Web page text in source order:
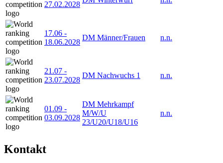
27.02.2028
17.06 -
18.06.2028
DM Männer/Frauen n.n.
21.07 -
23.07.2028
DM Nachwuchs 1 n.n.
01.09 -
03.09.2028
DM Mehrkampf
M/W/U
23/U20/U18/U16
n.n.
Kontakt